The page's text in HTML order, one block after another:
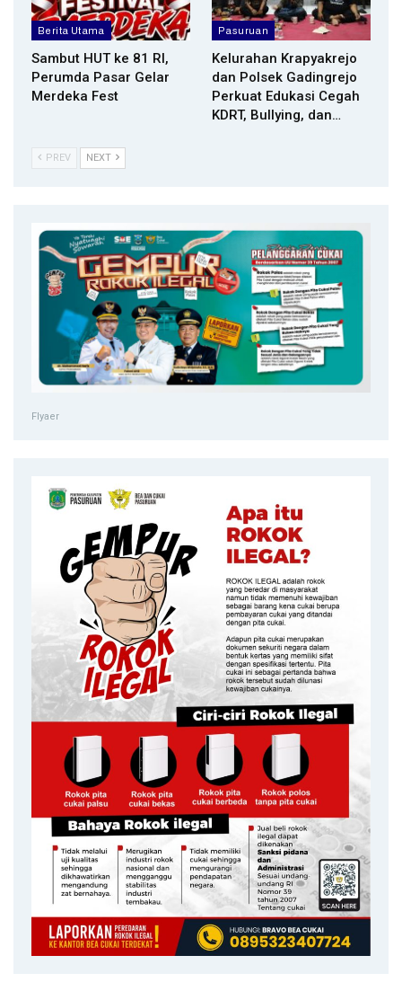
Berita Utama
Sambut HUT ke 81 RI,
Perumda Pasar Gelar
Merdeka Fest
Pasuruan
Kelurahan Krapyakrejo
dan Polsek Gadingrejo
Perkuat Edukasi Cegah
KDRT, Bullying, dan…
PREV NEXT
Flyaer